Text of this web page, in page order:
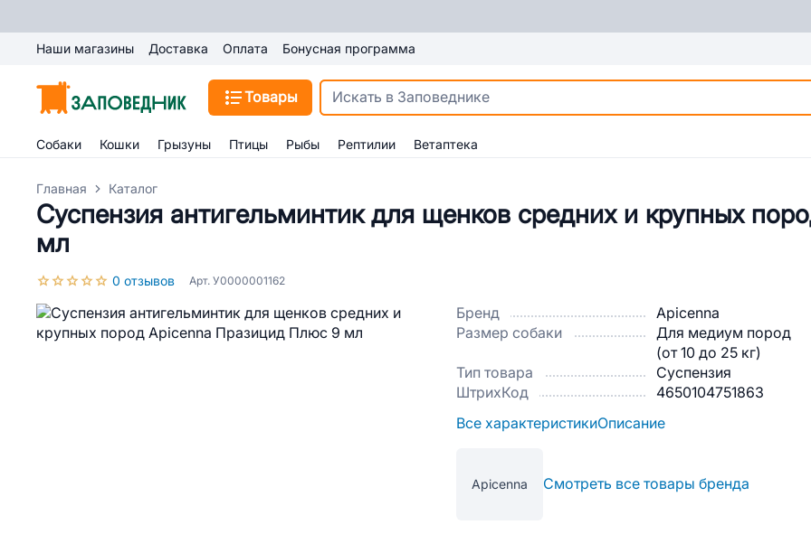
Наши магазины Доставка Оплата Бонусная программа
Товары
Собаки Кошки Грызуны Птицы Рыбы Рептилии Ветаптека
Главная Каталог
Суспензия антигельминтик для щенков средних и крупных
мл
0 отзывов Арт. У0000001162
Бренд
Apicenna
Размер собаки
Для медиум пород
(от 10 до 25 кг)
Тип товара
Суспензия
ШтрихКод
4650104751863
Все характеристикиОписание
Apicenna Смотреть все товары бренда